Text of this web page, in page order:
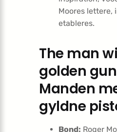
Moores lettere,
etableres.
The man
golden
Manden
gyldne
Bond: Roger